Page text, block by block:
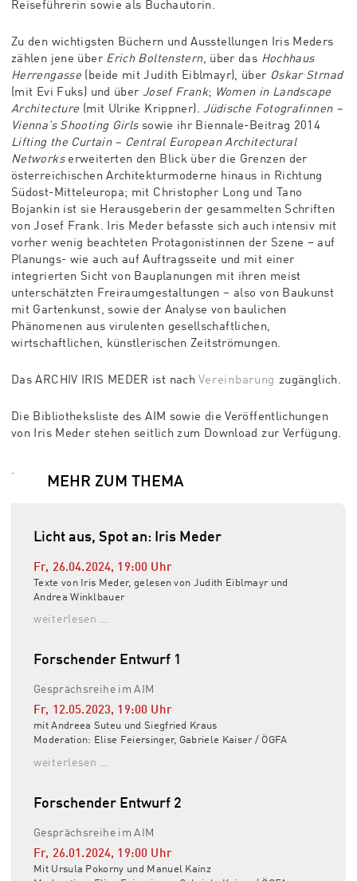
Reiseführerin sowie als Buchautorin.
Zu den wichtigsten Büchern und Ausstellungen Iris Meders
zählen jene über Erich Boltenstern, über das Hochhaus
Herrengasse (beide mit Judith Eiblmayr), über Oskar Strnad
(mit Evi Fuks) und über Josef Frank;
Women in Landscape
Architecture (mit Ulrike Krippner).Jüdische Fotografinnen –
Vienna’s Shooting Girlssowie ihr Biennale-Beitrag 2014
Lifting the Curtain – Central European Architectural
Networkserweiterten den Blick über die Grenzen der
österreichischen Architekturmoderne hinaus in Richtung
Südost-Mitteleuropa; mit Christopher Long und Tano
Bojankin ist sie Herausgeberin der gesammelten Schriften
von Josef Frank. Iris Meder befasste sich auch intensiv mit
vorher wenig beachteten Protagonistinnen der Szene – auf
Planungs- wie auch auf Auftragsseite und mit einer
integrierten Sicht von Bauplanungen mit ihren meist
unterschätzten Freiraumgestaltungen – also von Baukunst
mit Gartenkunst, sowie der Analyse von baulichen
Phänomenen aus virulenten gesellschaftlichen,
wirtschaftlichen, künstlerischen Zeitströmungen.
Das ARCHIV IRIS MEDER ist nach Vereinbarung zugänglich.
Die Bibliotheksliste des AIM sowie die Veröffentlichungen
von Iris Meder stehen seitlich zum Download zur Verfügung.
.
MEHR ZUM THEMA
Licht aus, Spot an: Iris Meder
Fr, 26.04.2024, 19:00 Uhr
Texte von Iris Meder, gelesen von Judith Eiblmayr und
Andrea Winklbauer
weiterlesen …
Forschender Entwurf 1
Gesprächsreihe im AIM
Fr, 12.05.2023, 19:00 Uhr
mit Andreea Suteu und Siegfried Kraus
Moderation: Elise Feiersinger, Gabriele Kaiser / ÖGFA
weiterlesen …
Forschender Entwurf 2
Gesprächsreihe im AIM
Fr, 26.01.2024, 19:00 Uhr
Mit Ursula Pokorny und Manuel Kainz